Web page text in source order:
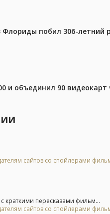
Флориды побил 306-
и объединил 90
сайтов со спойлерами
краткими пересказами фильм...
сайтов со спойлерами